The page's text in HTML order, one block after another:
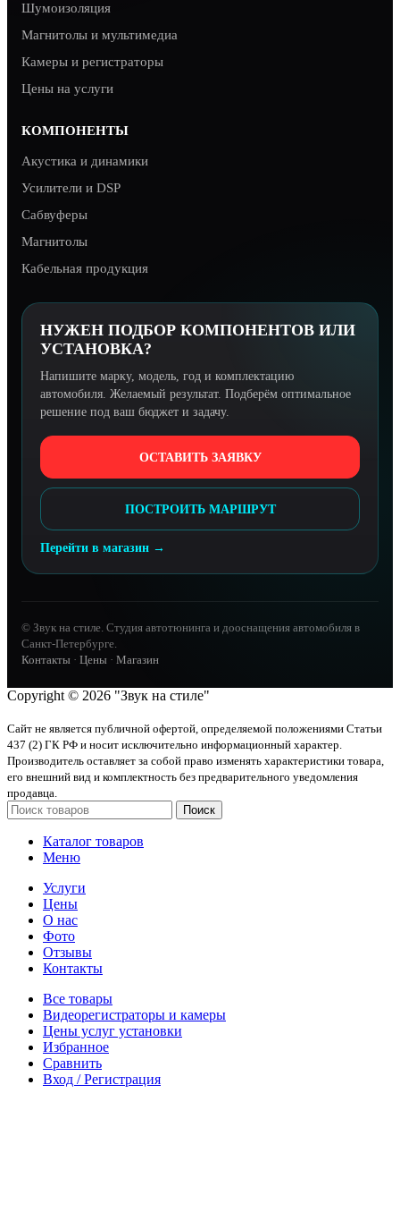
Шумоизоляция
Магнитолы и мультимедиа
Камеры и регистраторы
Цены на услуги
КОМПОНЕНТЫ
Акустика и динамики
Усилители и DSP
Сабвуферы
Магнитолы
Кабельная продукция
НУЖЕН ПОДБОР КОМПОНЕНТОВ ИЛИ
УСТАНОВКА?
Напишите марку, модель, год и комплектацию
автомобиля. Желаемый результат. Подберём оптимальное
решение под ваш бюджет и задачу.
ОСТАВИТЬ ЗАЯВКУ
ПОСТРОИТЬ МАРШРУТ
Перейти в магазин →
© Звук на стиле. Студия автотюнинга и дооснащения автомобиля в
Санкт-Петербурге.
Контакты · Цены · Магазин
Copyright © 2026 "Звук на стиле"
Сайт не является публичной офертой, определяемой положениями Статьи
437 (2) ГК РФ и носит исключительно информационный характер.
Производитель оставляет за собой право изменять характеристики товара,
его внешний вид и комплектность без предварительного уведомления
продавца.
Поиск
Каталог товаров
Меню
Услуги
Цены
О нас
Фото
Отзывы
Контакты
Все товары
Видеорегистраторы и камеры
Цены услуг установки
Избранное
Сравнить
Вход / Регистрация